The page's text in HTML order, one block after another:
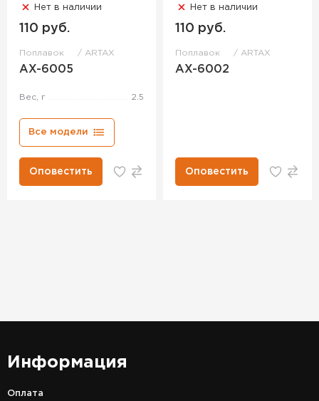
Нет в наличии
110 руб.
Поплавок ARTAX
AX-6005
Вес, г 2.5
Все модели
Оповестить
Нет в наличии
110 руб.
Поплавок ARTAX
AX-6002
Оповестить
Информация
Оплата